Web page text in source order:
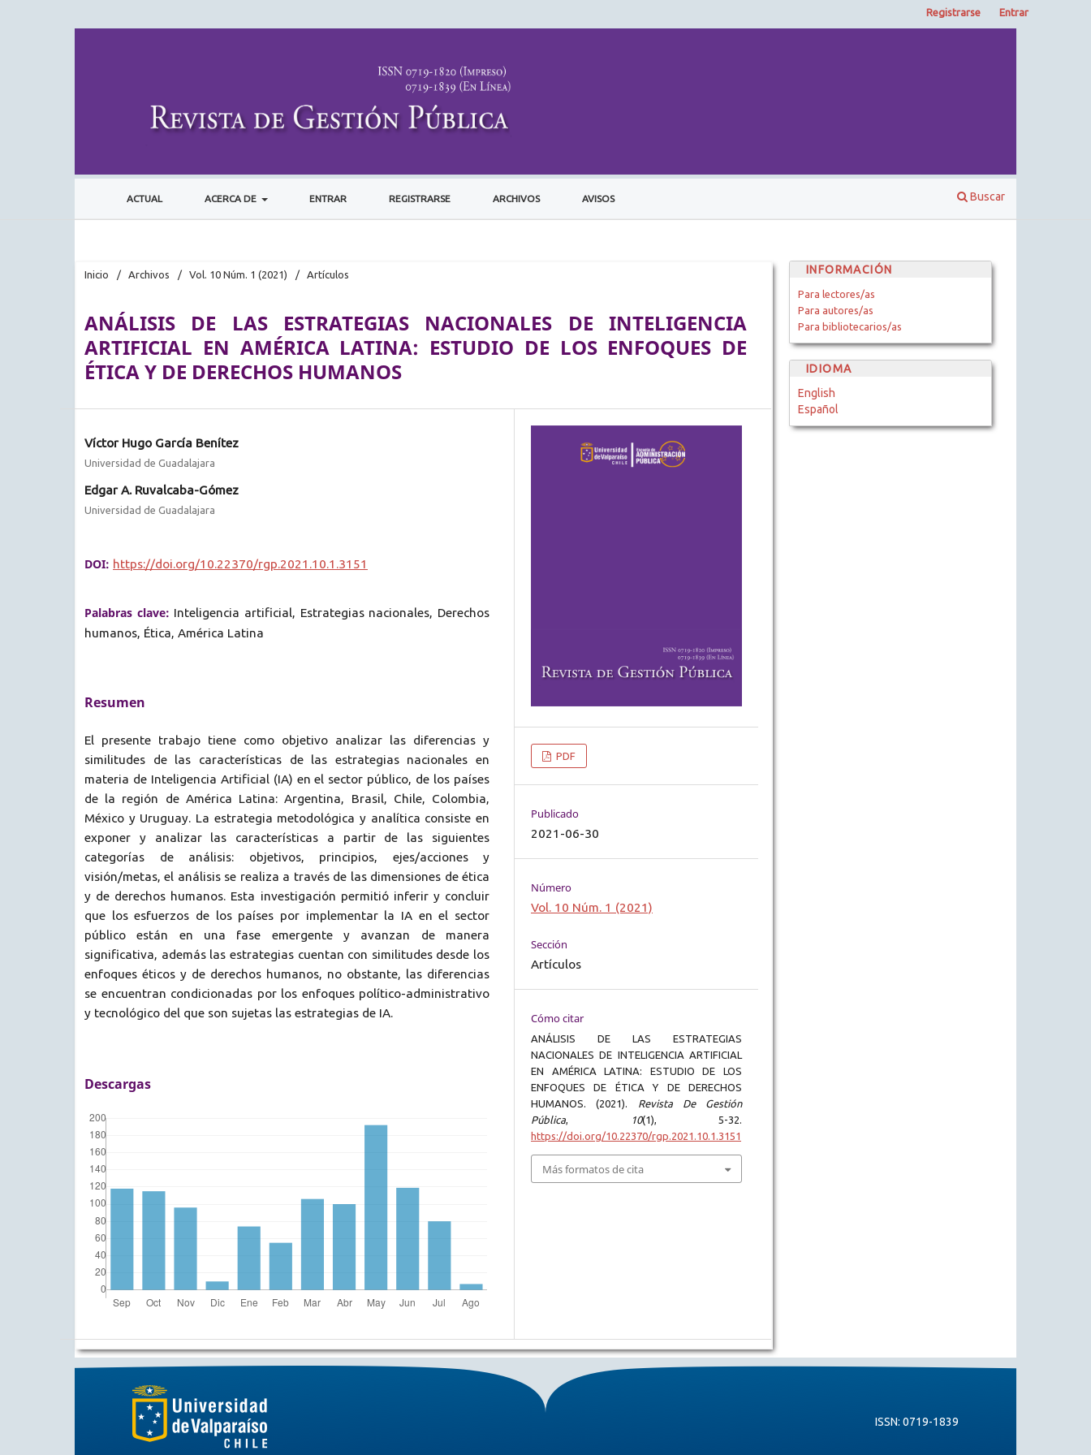
ACTUAL ACERCA DE ENTRAR REGISTRARSE ARCHIVOS AVISOS Buscar
Registrarse Entrar
Inicio / Archivos / Vol. 10 Núm. 1 (2021) / Artículos
ANÁLISIS DE LAS ESTRATEGIAS NACIONALES DE INTELIGENCIA
ARTIFICIAL EN AMÉRICA LATINA: ESTUDIO DE LOS ENFOQUES DE
ÉTICA Y DE DERECHOS HUMANOS
Víctor Hugo García Benítez
Universidad de Guadalajara
Edgar A. Ruvalcaba-Gómez
Universidad de Guadalajara
DOI: https://doi.org/10.22370/rgp.2021.10.1.3151
Palabras clave: Inteligencia artificial, Estrategias nacionales, Derechos
humanos, Ética, América Latina
Resumen
El presente trabajo tiene como objetivo analizar las diferencias y
similitudes de las características de las estrategias nacionales en
materia de Inteligencia Artificial (IA) en el sector público, de los países
de la región de América Latina: Argentina, Brasil, Chile, Colombia,
México y Uruguay. La estrategia metodológica y analítica consiste en
exponer y analizar las características a partir de las siguientes
categorías de análisis: objetivos, principios, ejes/acciones y
visión/metas, el análisis se realiza a través de las dimensiones de ética
y de derechos humanos. Esta investigación permitió inferir y concluir
que los esfuerzos de los países por implementar la IA en el sector
público están en una fase emergente y avanzan de manera
significativa, además las estrategias cuentan con similitudes desde los
enfoques éticos y de derechos humanos, no obstante, las diferencias
se encuentran condicionadas por los enfoques político-administrativo
y tecnológico del que son sujetas las estrategias de IA.
Descargas
PDF
Publicado
2021-06-30
Número
Vol. 10 Núm. 1 (2021)
Sección
Artículos
Cómo citar
ANÁLISIS DE LAS ESTRATEGIAS
NACIONALES DE INTELIGENCIA ARTIFICIAL
EN AMÉRICA LATINA: ESTUDIO DE LOS
ENFOQUES DE ÉTICA Y DE DERECHOS
HUMANOS. (2021).
Revista De Gestión
Pública, 10(1), 5-32.
https://doi.org/10.22370/rgp.2021.10.1.3151
Más formatos de cita
INFORMACIÓN
Para lectores/as
Para autores/as
Para bibliotecarios/as
IDIOMA
English
Español
ISSN: 0719-1839